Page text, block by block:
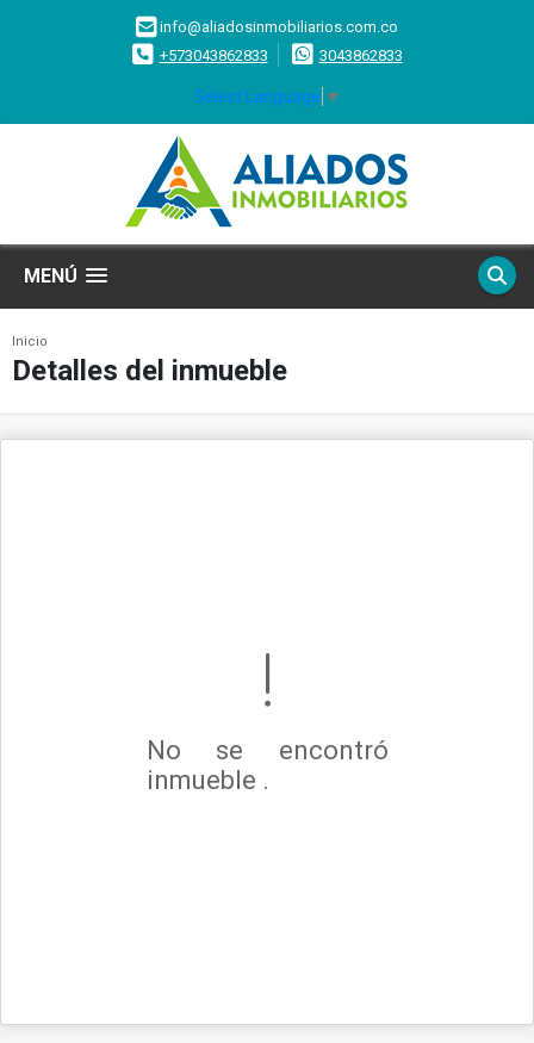
info@aliadosinmobiliarios.com.co
+573043862833
3043862833
Select Language ▼
MENÚ
Inicio
Detalles del inmueble
No se encontró
inmueble .